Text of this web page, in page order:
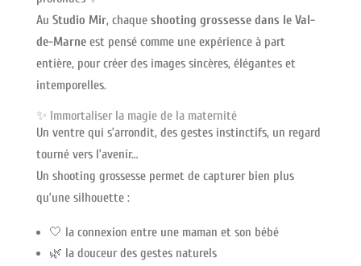
Au Studio Mir, chaque shooting grossesse dans le Val-
de-Marneest pensé comme une expérience à part
entière, pour créer des images sincères, élégantes et
intemporelles.
✨ Immortaliser la magie de la maternité
Un ventre qui s’arrondit, des gestes instinctifs, un regard
tourné vers l’avenir…
Un shooting grossesse permet de capturer bien plus
qu’une silhouette :
🤍 la connexion entre une maman et son bébé
🌿 la douceur des gestes naturels